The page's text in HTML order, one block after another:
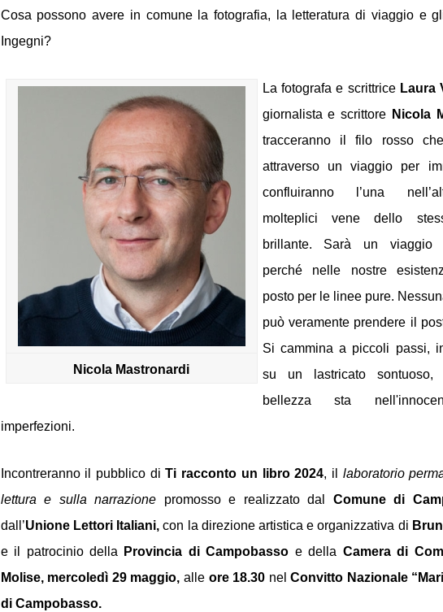
Cosa possono avere in comune la fotografia, la letteratura di viaggio e
Ingegni?
Nicola Mastronardi
La fotografa e scrittrice Laura
giornalista e scrittore
tracceranno il filo rosso
attraverso un viaggio per
confluiranno l’una
molteplici vene dello
brillante. Sarà un viaggio
perché nelle nostre
posto per le linee pure.
può veramente prendere il
Si cammina a piccoli passi,
su un lastricato
bellezza sta
imperfezioni.
Incontreranno il pubblico di Ti racconto un libro 2024, il laboratorio
lettura e sulla narrazione promosso e realizzato dal Comune di
dall’Unione Lettori Italiani, con la direzione artistica e organizzativa di
e il patrocinio della Provincia di Campobasso e della Camera di
Molise, mercoledì 29 maggio, alle ore 18.30 nel Convitto Nazionale
di Campobasso.